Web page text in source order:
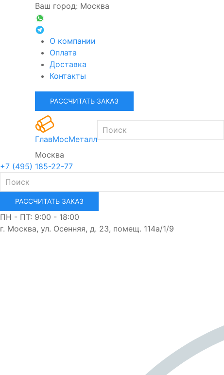
Ваш город: Москва
О компании
Оплата
Доставка
Контакты
РАССЧИТАТЬ ЗАКАЗ
ГлавМосМеталл
Москва
+7 (495) 185-22-77
РАССЧИТАТЬ ЗАКАЗ
ПН - ПТ: 9:00 - 18:00
г. Москва, ул. Осенняя, д. 23, помещ. 114а/1/9